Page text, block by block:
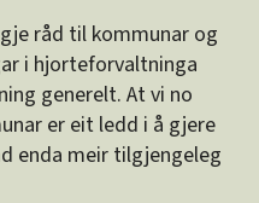
råd til kommunar og
i hjorteforvaltninga
generelt. At vi no
er eit ledd i å gjere
enda meir tilgjengeleg